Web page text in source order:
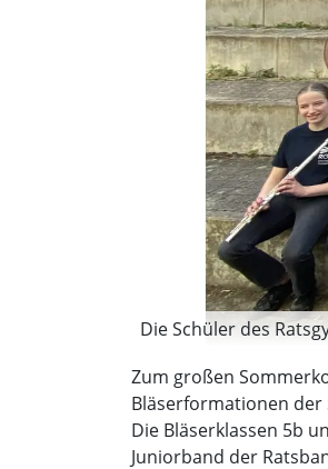
Die Schüler des
Zum großen
Bläserformationen der
Die Bläserklassen 5b
Juniorband der